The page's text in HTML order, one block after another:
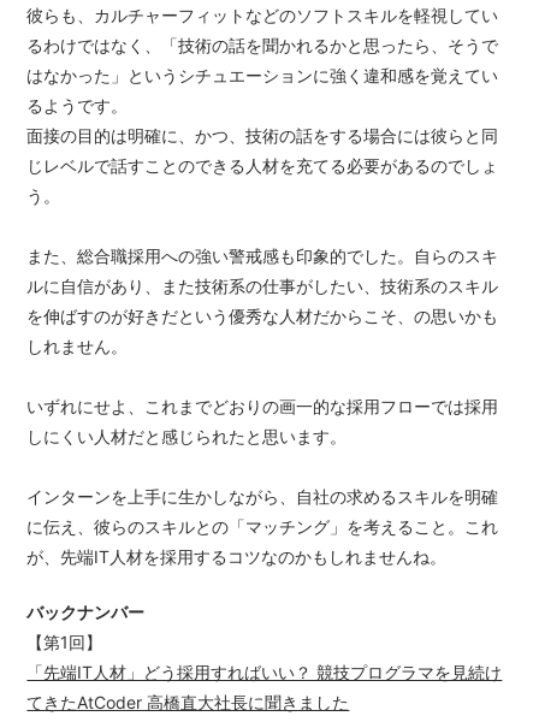
彼らも、カルチャーフィットなどのソフトスキルを軽視してい
るわけではなく、「技術の話を聞かれるかと思ったら、そうで
はなかった」というシチュエーションに強く違和感を覚えてい
るようです。
面接の目的は明確に、かつ、技術の話をする場合には彼らと同
じレベルで話すことのできる人材を充てる必要があるのでしょ
う。
また、総合職採用への強い警戒感も印象的でした。自らのスキ
ルに自信があり、また技術系の仕事がしたい、技術系のスキル
を伸ばすのが好きだという優秀な人材だからこそ、の思いかも
しれません。
いずれにせよ、これまでどおりの画一的な採用フローでは採用
しにくい人材だと感じられたと思います。
インターンを上手に生かしながら、自社の求めるスキルを明確
に伝え、彼らのスキルとの「マッチング」を考えること。これ
が、先端IT人材を採用するコツなのかもしれませんね。
バックナンバー
【第1回】
「先端IT人材」どう採用すればいい？ 競技プログラマを見続け
てきたAtCoder 高橋直大社長に聞きました